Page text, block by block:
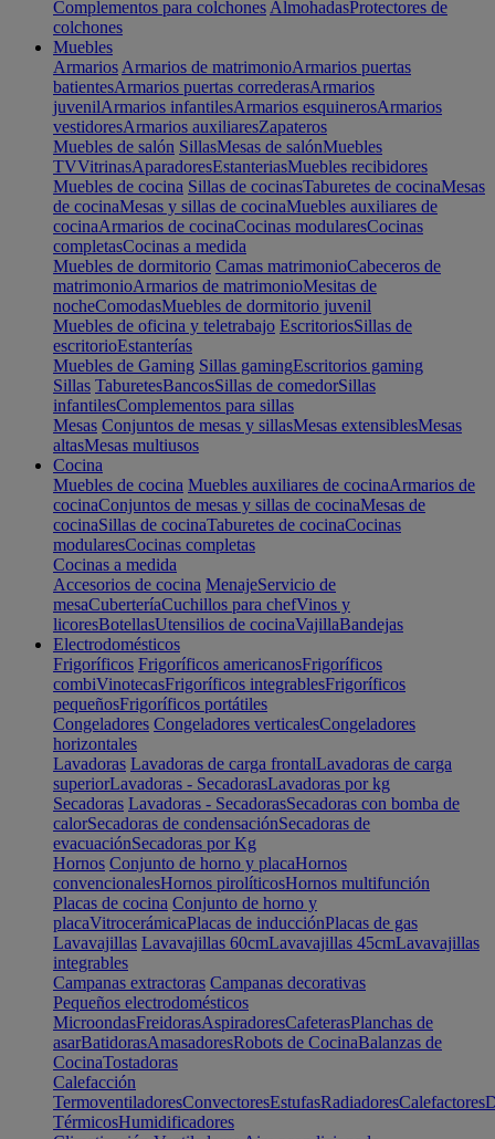
Complementos para colchones AlmohadasProtectores de
colchones
Muebles
Armarios Armarios de matrimonioArmarios puertas
batientesArmarios puertas correderasArmarios
juvenilArmarios infantilesArmarios esquinerosArmarios
vestidoresArmarios auxiliaresZapateros
Muebles de salón SillasMesas de salónMuebles
TVVitrinasAparadoresEstanteriasMuebles recibidores
Muebles de cocina Sillas de cocinasTaburetes de cocinaMesas
de cocinaMesas y sillas de cocinaMuebles auxiliares de
cocinaArmarios de cocinaCocinas modularesCocinas
completasCocinas a medida
Muebles de dormitorio Camas matrimonioCabeceros de
matrimonioArmarios de matrimonioMesitas de
nocheComodasMuebles de dormitorio juvenil
Muebles de oficina y teletrabajo EscritoriosSillas de
escritorioEstanterías
Muebles de Gaming Sillas gamingEscritorios gaming
Sillas TaburetesBancosSillas de comedorSillas
infantilesComplementos para sillas
Mesas Conjuntos de mesas y sillasMesas extensiblesMesas
altasMesas multiusos
Cocina
Muebles de cocina Muebles auxiliares de cocinaArmarios de
cocinaConjuntos de mesas y sillas de cocinaMesas de
cocinaSillas de cocinaTaburetes de cocinaCocinas
modularesCocinas completas
Cocinas a medida
Accesorios de cocina MenajeServicio de
mesaCuberteríaCuchillos para chefVinos y
licoresBotellasUtensilios de cocinaVajillaBandejas
Electrodomésticos
Frigoríficos Frigoríficos americanosFrigoríficos
combiVinotecasFrigoríficos integrablesFrigoríficos
pequeñosFrigoríficos portátiles
Congeladores Congeladores verticalesCongeladores
horizontales
Lavadoras Lavadoras de carga frontalLavadoras de carga
superiorLavadoras - SecadorasLavadoras por kg
Secadoras Lavadoras - SecadorasSecadoras con bomba de
calorSecadoras de condensaciónSecadoras de
evacuaciónSecadoras por Kg
Hornos Conjunto de horno y placaHornos
convencionalesHornos pirolíticosHornos multifunción
Placas de cocina Conjunto de horno y
placaVitrocerámicaPlacas de inducciónPlacas de gas
Lavavajillas Lavavajillas 60cmLavavajillas 45cmLavavajillas
integrables
Campanas extractoras Campanas decorativas
Pequeños electrodomésticos
MicroondasFreidorasAspiradoresCafeterasPlanchas de
asarBatidorasAmasadoresRobots de CocinaBalanzas de
CocinaTostadoras
Calefacción
TermoventiladoresConvectoresEstufasRadiadoresCalefactores
TérmicosHumidificadores